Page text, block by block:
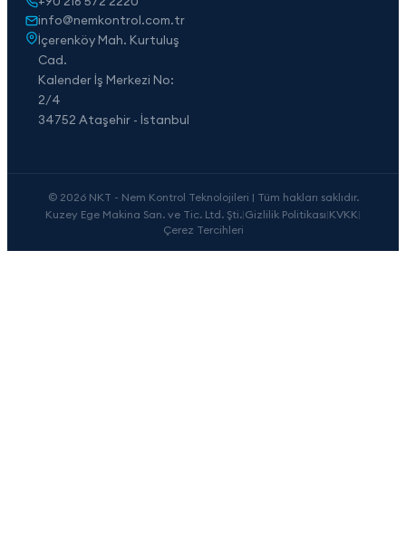
info@nemkontrol.com.tr
İçerenköy Mah. Kurtuluş
Cad.
Kalender İş Merkezi No:
2/4
34752 Ataşehir - İstanbul
© 2026 NKT - Nem Kontrol Teknolojileri | Tüm hakları saklıdır.
Kuzey Ege Makina San. ve Tic. Ltd. Şti.|Gizlilik Politikası|KVKK|
Çerez Tercihleri